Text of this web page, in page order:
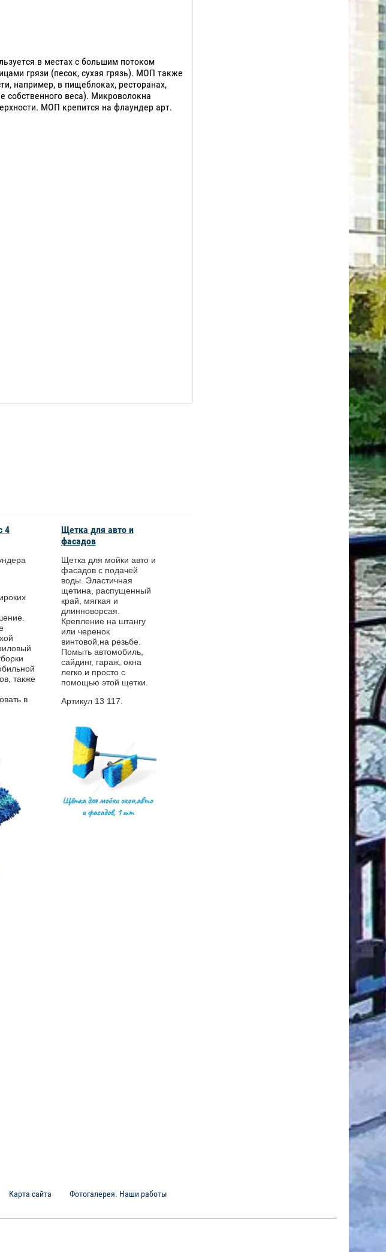
в местах с большим потоком
грязи (песок, сухая грязь). МОП также
например, в пищеблоках, ресторанах,
собственного веса). Микроволокна
МОП крепится на флаундер арт.
4
также
в
Щетка для авто и
фасадов
Щетка для мойки авто и
фасадов с подачей
воды. Эластичная
щетина, распущенный
край, мягкая и
длинноворсая.
Крепление на штангу
или черенок
винтовой,на резьбе.
Помыть автомобиль,
сайдинг, гараж, окна
легко и просто с
помощью этой щетки.
Артикул 13 117.
Карта сайта Фотогалерея. Наши работы